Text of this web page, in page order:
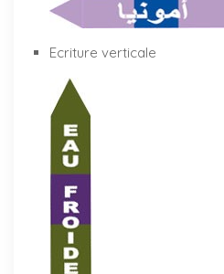
Ecriture verticale